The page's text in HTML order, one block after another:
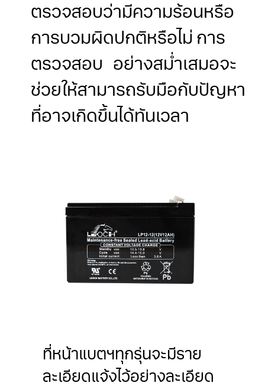
ตรวจสอบว่ามีความร้อนหรือ
การบวมผิดปกติหรือไม่ การ
ตรวจสอบ อย่างสม่ำเสมอจะ
ช่วยให้สามารถรับมือกับปัญหา
ที่อาจเกิดขึ้นได้ทันเวลา
ที่หน้าแบตฯทุกรุ่นจะมีราย
ละเอียดแจ้งไว้อย่างละเอียด